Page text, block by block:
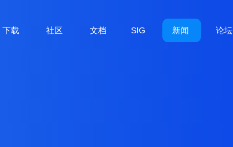
下载 社区 文档 SIG 新闻 论坛